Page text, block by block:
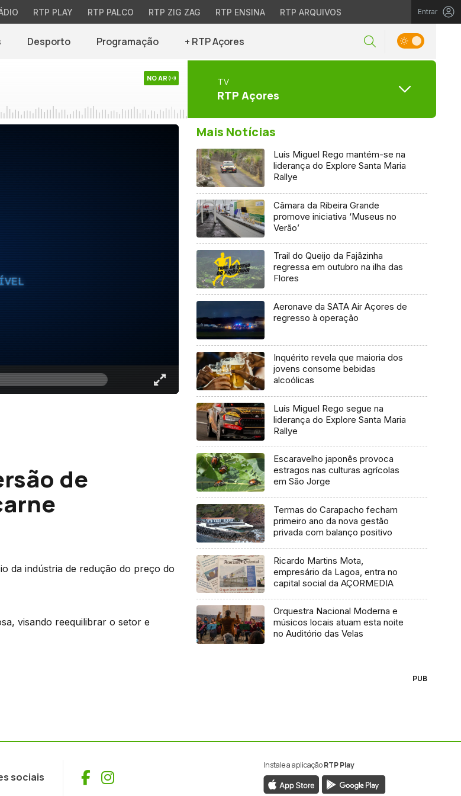
RTP PLAY RTP PALCO RTP ZIG ZAG RTP ENSINA RTP ARQUIVOS Entrar
Desporto Programação + RTP Açores
NO AR TV
RTP Açores
de
da indústria de redução do preço do
visando reequilibrar o setor e
Mais Notícias
Luís Miguel Rego mantém-se na
liderança do Explore Santa Maria
Rallye
Câmara da Ribeira Grande
promove iniciativa ‘Museus no
Verão’
Trail do Queijo da Fajãzinha
regressa em outubro na ilha das
Flores
Aeronave da SATA Air Açores de
regresso à operação
Inquérito revela que maioria dos
jovens consome bebidas
alcoólicas
Luís Miguel Rego segue na
liderança do Explore Santa Maria
Rallye
Escaravelho japonês provoca
estragos nas culturas agrícolas
em São Jorge
Termas do Carapacho fecham
primeiro ano da nova gestão
privada com balanço positivo
Ricardo Martins Mota,
empresário da Lagoa, entra no
capital social da AÇORMEDIA
Orquestra Nacional Moderna e
músicos locais atuam esta noite
no Auditório das Velas
PUB
sociais Facebook
Instagram
Instale a aplicaçãoRTP Play